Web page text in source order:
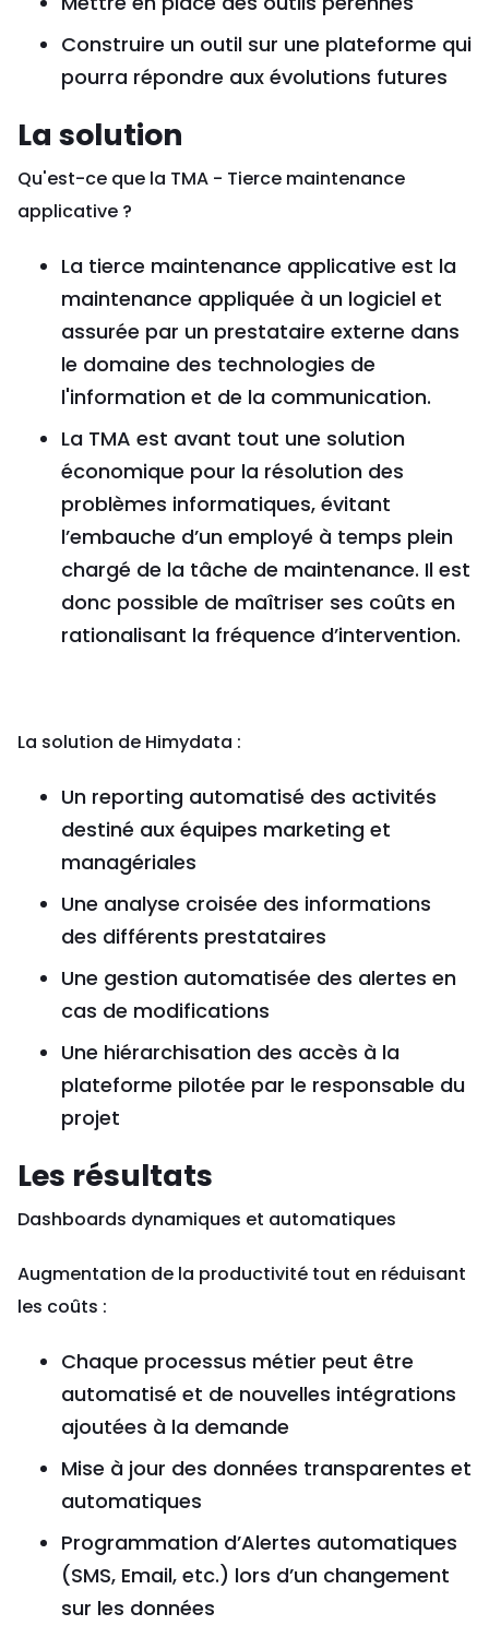
Construire un outil sur une plateforme qui
pourra répondre aux évolutions futures
La solution
Qu'est-ce que la TMA - Tierce maintenance
applicative ?
La tierce maintenance applicative est la
maintenance appliquée à un logiciel et
assurée par un prestataire externe dans
le domaine des technologies de
l'information et de la communication.
La TMA est avant tout une solution
économique pour la résolution des
problèmes informatiques, évitant
l’embauche d’un employé à temps plein
chargé de la tâche de maintenance. Il est
donc possible de maîtriser ses coûts en
rationalisant la fréquence d’intervention.
La solution de Himydata :
Un reporting automatisé des activités
destiné aux équipes marketing et
managériales
Une analyse croisée des informations
des différents prestataires
Une gestion automatisée des alertes en
cas de modifications
Une hiérarchisation des accès à la
plateforme pilotée par le responsable du
projet
Les résultats
Dashboards dynamiques et automatiques
Augmentation de la productivité tout en réduisant
les coûts :
Chaque processus métier peut être
automatisé et de nouvelles intégrations
ajoutées à la demande
Mise à jour des données transparentes et
automatiques
Programmation d’Alertes automatiques
(SMS, Email, etc.) lors d’un changement
sur les données